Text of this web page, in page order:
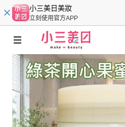
小三美日美妝
立刻使用官方APP